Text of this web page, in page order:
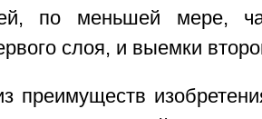
по меньшей мере,
слоя, и выемки
преимуществ